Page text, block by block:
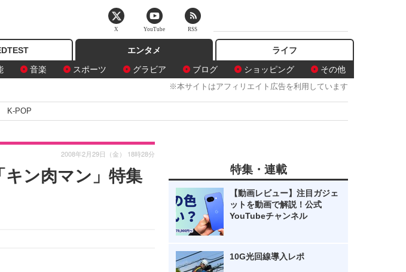
エンタメ
音楽 スポーツ グラビア ブログ ショッピング その他
ライフ
※本サイトはアフィリエイト広告を利用しています
K-POP
ン肉マン」特集
2008年2月29日（金） 18時28分
特集・連載
【動画レビュー】注目ガジェ
ットを動画で解説！公式
YouTubeチャンネル
10G光回線導入レポ
X YouTube RSS